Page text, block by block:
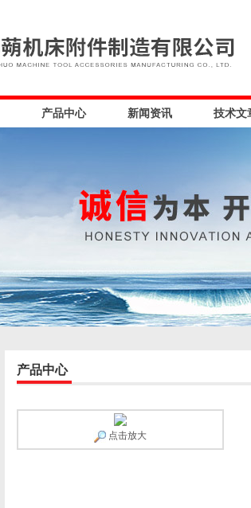
产品中心 新闻资讯 技术文
产品中心
点击放大